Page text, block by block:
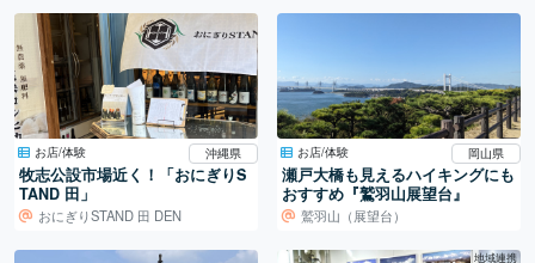
お店/体験 沖縄県
牧志公設市場近く！「おにぎりS
TAND 田」
おにぎりSTAND 田 DEN
お店/体験 岡山県
瀬戸大橋も見えるハイキングにも
おすすめ『鷲羽山展望台』
鷲羽山（展望台）
地域連携